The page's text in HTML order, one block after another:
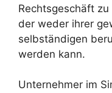
Rechtsgeschäft
der weder ihrer
selbständigen
werden kann.
Unternehmer im